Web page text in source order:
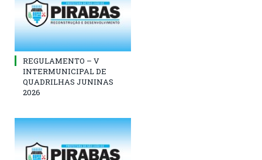
REGULAMENTO – V
INTERMUNICIPAL DE
QUADRILHAS JUNINAS
2026